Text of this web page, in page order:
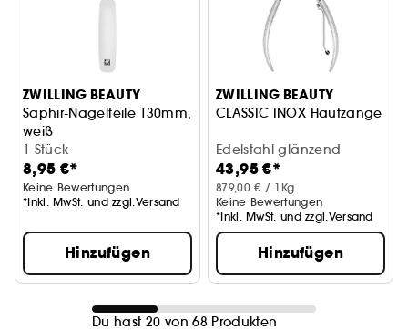
ZWILLING BEAUTY
Saphir-Nagelfeile 130mm,
weiß
1 Stück
8,95 €*
Keine Bewertungen
*Inkl. MwSt. und zzgl.Versand
Hinzufügen
ZWILLING BEAUTY
CLASSIC INOX Hautzange
Edelstahl glänzend
43,95 €*
879,00 € / 1Kg
Keine Bewertungen
*Inkl. MwSt. und zzgl.Versand
Hinzufügen
Du hast 20 von 68 Produkten